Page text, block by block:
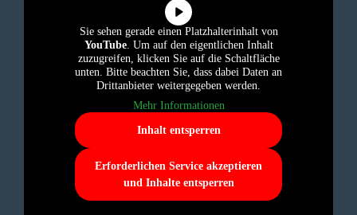
Sie sehen gerade einen Platzhalterinhalt von
YouTube. Um auf den eigentlichen Inhalt
zuzugreifen, klicken Sie auf die Schaltfläche
unten. Bitte beachten Sie, dass dabei Daten an
Drittanbieter weitergegeben werden.
Mehr Informationen
Inhalt entsperren
Erforderlichen Service akzeptieren
und Inhalte entsperren